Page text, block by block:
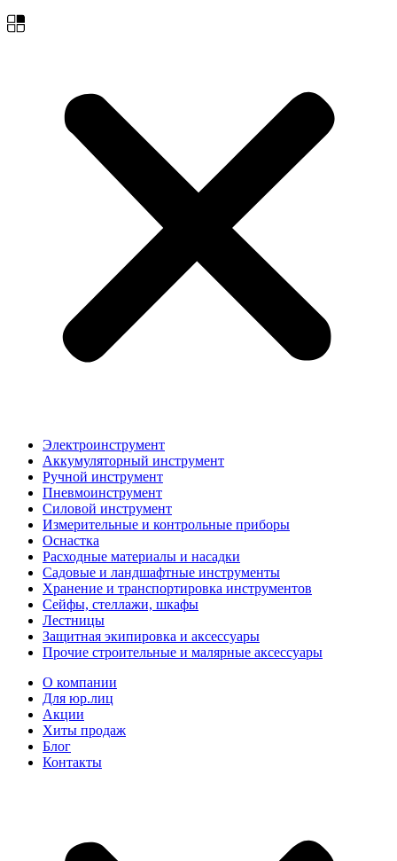
Электроинструмент
Аккумуляторный инструмент
Ручной инструмент
Пневмоинструмент
Силовой инструмент
Измерительные и контрольные приборы
Оснастка
Расходные материалы и насадки
Садовые и ландшафтные инструменты
Хранение и транспортировка инструментов
Сейфы, стеллажи, шкафы
Лестницы
Защитная экипировка и аксессуары
Прочие строительные и малярные аксессуары
О компании
Для юр.лиц
Акции
Хиты продаж
Блог
Контакты